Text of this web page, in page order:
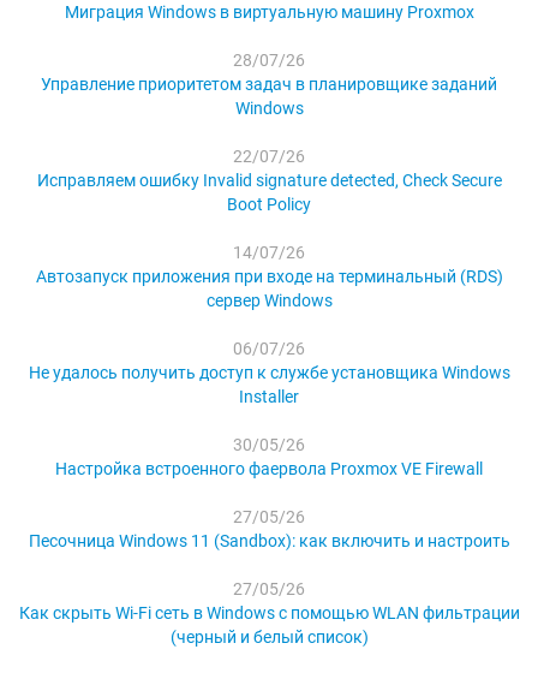
Миграция Windows в виртуальную машину Proxmox
28/07/26
Управление приоритетом задач в планировщике заданий
Windows
22/07/26
Исправляем ошибку Invalid signature detected, Check Secure
Boot Policy
14/07/26
Автозапуск приложения при входе на терминальный (RDS)
сервер Windows
06/07/26
Не удалось получить доступ к службе установщика Windows
Installer
30/05/26
Настройка встроенного фаервола Proxmox VE Firewall
27/05/26
Песочница Windows 11 (Sandbox): как включить и настроить
27/05/26
Как скрыть Wi-Fi сеть в Windows с помощью WLAN фильтрации
(черный и белый список)